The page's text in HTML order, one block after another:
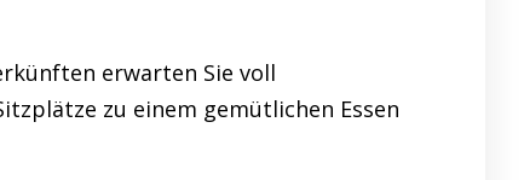
erwarten Sie voll
zu einem gemütlichen Essen